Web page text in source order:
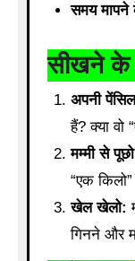
समय मापने
सीखने के
अपनी
हैं? क्या वो
मम्मी से
“एक
खेल खेलो:
गिनने और